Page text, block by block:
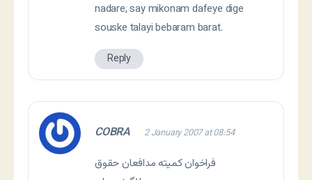
nadare, say mikonam dafeye dige
souske talayi bebaram barat.
Reply
COBRA 2 January 2007 at 08:54
فراخوان کميته مدافعان حقوق